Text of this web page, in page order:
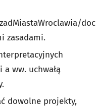
zasadami.
ww. uchwałą
dowolne projekty,